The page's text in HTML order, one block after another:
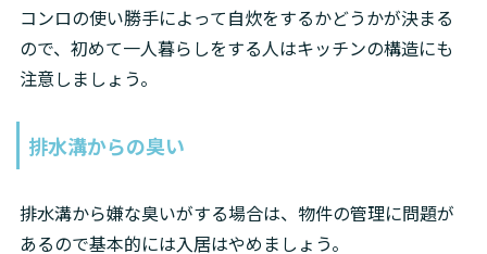
コンロの使い勝手によって自炊をするかどうかが決まる
ので、初めて一人暮らしをする人はキッチンの構造にも
注意しましょう。
排水溝からの臭い
排水溝から嫌な臭いがする場合は、物件の管理に問題が
あるので基本的には入居はやめましょう。